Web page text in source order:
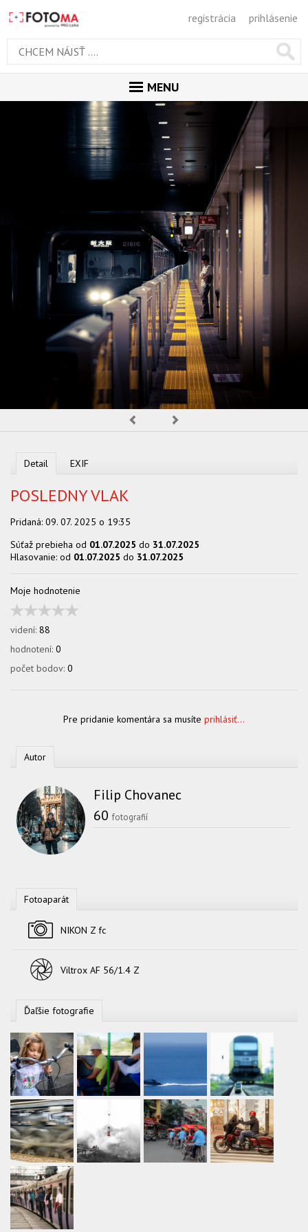
registrácia prihlásenie
MENU
MAGAZÍN
GALÉRIA
SÚŤAŽE
KALENDÁR AKCIÍ
WORKSHOPY
OBCHOD
Detail EXIF
POSLEDNY VLAK
Pridaná: 09. 07. 2025 o 19:35
Súťaž prebieha od 01.07.2025 do 31.07.2025
Hlasovanie: od 01.07.2025 do 31.07.2025
Moje hodnotenie
videní: 88
hodnotení: 0
počet bodov: 0
Pre pridanie komentára sa musíte prihlásiť...
Autor
Filip Chovanec
60 fotografií
Fotoaparát
NIKON Z fc
Viltrox AF 56/1.4 Z
Ďaľšie fotografie